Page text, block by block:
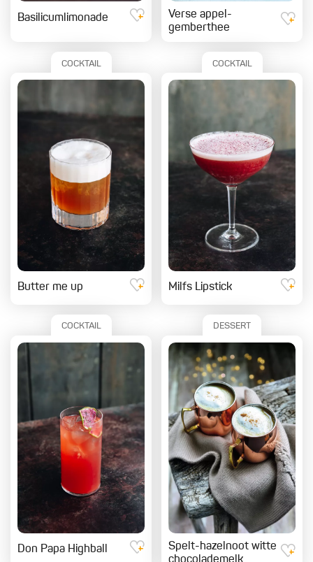
Basilicumlimonade
Verse appel-
gemberthee
COCKTAIL
Butter me up
COCKTAIL
Milfs Lipstick
COCKTAIL
Don Papa Highball
DESSERT
Spelt-hazelnoot witte